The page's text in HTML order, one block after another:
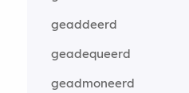
geaddeerd
geadequeerd
geadmoneerd